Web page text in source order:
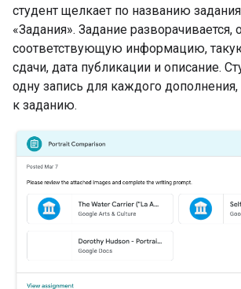
студент щелкает по названию
«Задания». Задание разворачивается,
соответствующую информацию,
сдачи, дата публикации и описание.
одну запись для каждого
к заданию.